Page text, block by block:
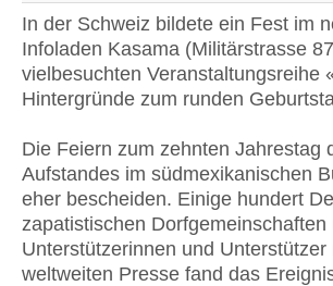
In der Schweiz bildete ein Fest im
Infoladen Kasama (Militärstrasse
vielbesuchten Veranstaltungsreihe
Hintergründe zum runden
Die Feiern zum zehnten Jahrestag
Aufstandes im südmexikanischen
eher bescheiden. Einige hundert
zapatistischen
Unterstützerinnen und
weltweiten Presse fand das